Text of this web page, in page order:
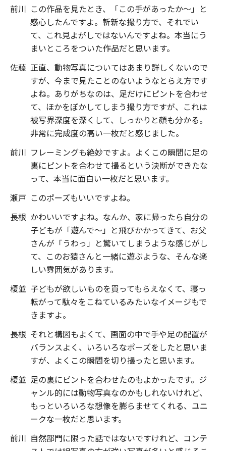
前川 この作品を見たとき、「この手があったか～」と
感心したんですよ。斬新な撮り方で、それでい
て、これ見よがしではないんですよね。本当にう
まいところをついた作品だと思います。
佐藤 正直、動物写真についてはあまり詳しくないので
すが、今まで見たことのないようなとらえ方です
よね。ありがちなのは、足だけにピントを合わせ
て、ほかをぼかしてしまう撮り方ですが、これは
被写界深度を深くして、しっかりと顔も分かる。
非常に完成度の高い一枚だと感じました。
前川 フレーミングも絶妙ですよ。よくこの瞬間に足の
裏にピントを合わせて撮るという決断ができたな
って、本当に面白い一枚だと思います。
瀬戸 このポーズもいいですよね。
長根 かわいいですよね。なんか、家に帰ったら自分の
子どもが「遊んで～」と飛びかかってきて、お父
さんが「うわっ」と驚いてしまうような感じがし
て、このお猿さんと一緒に遊ぶような、そんな楽
しい雰囲気があります。
榎並 子どもが欲しいものを買ってもらえなくて、寝っ
転がって駄々をこねているみたいなイメージもで
きますよ。
長根 それと構図もよくて、画面の中で手や足の配置が
バランスよく、いろいろなポーズをしたと思いま
すが、よくこの瞬間を切り撮ったと思います。
榎並 足の裏にピントを合わせたのもよかったです。ジ
ャンル的には動物写真なのかもしれないけれど、
もっといろいろな想像を膨らませてくれる、ユニ
ークな一枚だと思います。
前川 自然部門に限った話ではないですけれど、コンテ